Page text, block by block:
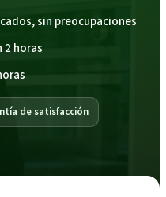
sin preocupaciones
horas
de satisfacción